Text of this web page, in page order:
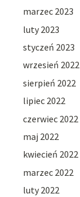
marzec 2023
luty 2023
styczeń 2023
wrzesień 2022
sierpień 2022
lipiec 2022
czerwiec 2022
maj 2022
kwiecień 2022
marzec 2022
luty 2022